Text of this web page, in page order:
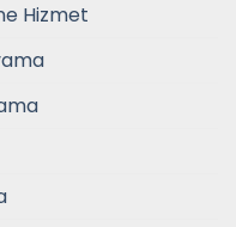
Hizmet